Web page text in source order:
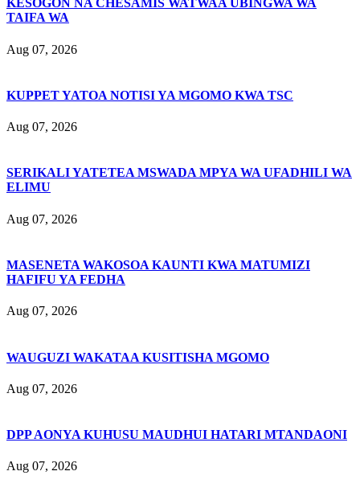
KESOGON NA CHESAMIS WATWAA UBINGWA WA
TAIFA WA
Aug 07, 2026
KUPPET YATOA NOTISI YA MGOMO KWA TSC
Aug 07, 2026
SERIKALI YATETEA MSWADA MPYA WA UFADHILI WA
ELIMU
Aug 07, 2026
MASENETA WAKOSOA KAUNTI KWA MATUMIZI
HAFIFU YA FEDHA
Aug 07, 2026
WAUGUZI WAKATAA KUSITISHA MGOMO
Aug 07, 2026
DPP AONYA KUHUSU MAUDHUI HATARI MTANDAONI
Aug 07, 2026